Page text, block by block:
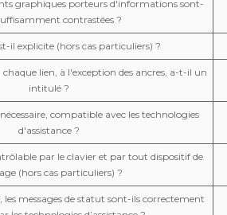
graphiques porteurs d'informations sont-
contrastées ?
il explicite (hors cas particuliers) ?
lien, à l'exception des ancres, a-t-il un
intitulé ?
compatible avec les technologies
d'assistance ?
par le clavier et par tout dispositif de
(hors cas particuliers) ?
les messages de statut sont-ils correctement